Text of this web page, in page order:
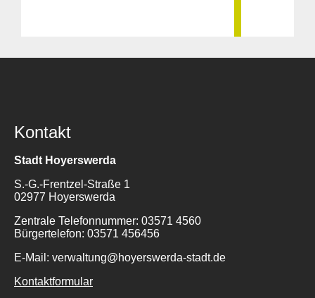
Kontakt
Stadt Hoyerswerda
S.-G.-Frentzel-Straße 1
02977 Hoyerswerda
Zentrale Telefonnummer: 03571 4560
Bürgertelefon: 03571 456456
E-Mail: verwaltung@hoyerswerda-stadt.de
Kontaktformular